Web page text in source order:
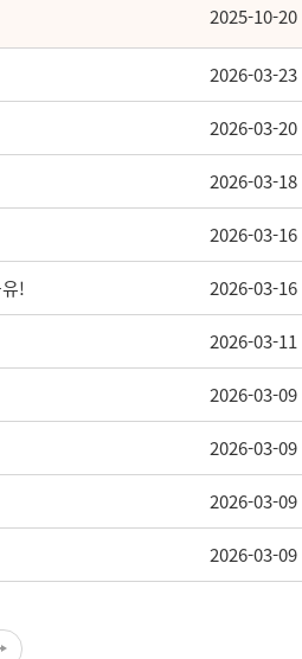
2025-10-20
2026-03-23
2026-03-20
2026-03-18
2026-03-16
! 2026-03-16
2026-03-11
2026-03-09
2026-03-09
2026-03-09
2026-03-09